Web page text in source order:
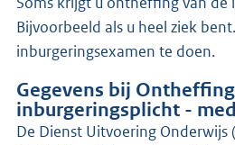
Bijvoorbeeld als u heel ziek
inburgeringsexamen te doen.
Gegevens bij Ontheffing
inburgeringsplicht -
de Dienst Uitvoering Onderwijs (DUO) gebruikt voor